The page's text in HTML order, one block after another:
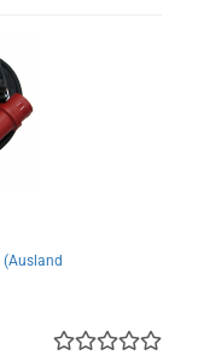
(Ausland